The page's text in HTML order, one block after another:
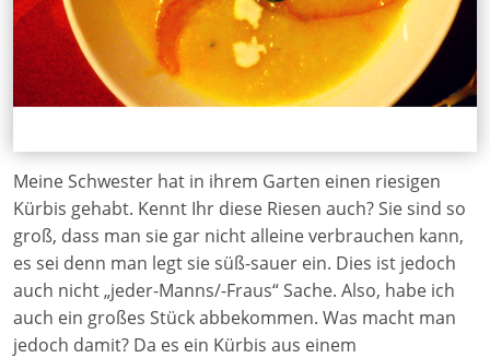
Meine Schwester hat in ihrem Garten einen riesigen
Kürbis gehabt. Kennt Ihr diese Riesen auch? Sie sind so
groß, dass man sie gar nicht alleine verbrauchen kann,
es sei denn man legt sie süß-sauer ein. Dies ist jedoch
auch nicht „jeder-Manns/-Fraus“ Sache. Also, habe ich
auch ein großes Stück abbekommen. Was macht man
jedoch damit? Da es ein Kürbis aus einem